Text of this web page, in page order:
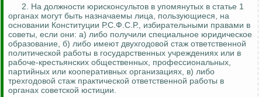
2. На должности юрисконсультов в упомянутых в статье 1
органах могут быть назначаемы лица, пользующиеся, на
основании Конституции Р.С.Ф.С.Р., избирательными правами в
советы, если они: а) либо получили специальное юридическое
образование, б) либо имеют двухгодовой стаж ответственной
политической работы в государственных учреждениях или в
рабоче-крестьянских общественных, профессиональных,
партийных или кооперативных организациях, в) либо
трехгодовой стаж практической ответственной работы в
органах советской юстиции.